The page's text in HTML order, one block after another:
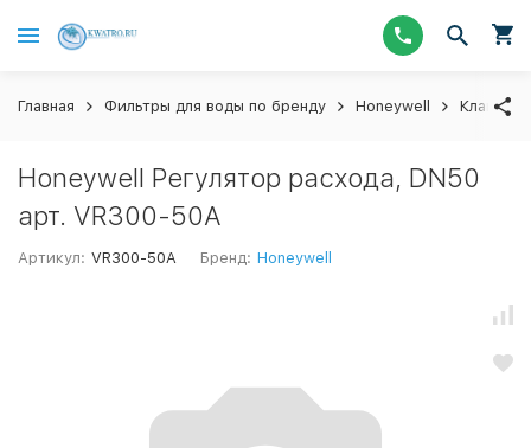
Главная Фильтры для воды по бренду Honeywell Клапаны
Honeywell Регулятор расхода, DN50
арт. VR300-50A
Артикул: VR300-50A Бренд: Honeywell